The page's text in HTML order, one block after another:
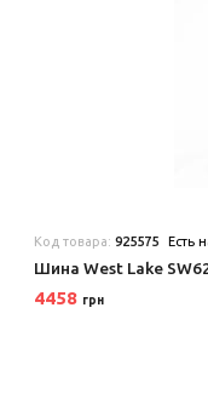
Код товара:925575 Есть
Шина West Lake
4458 грн